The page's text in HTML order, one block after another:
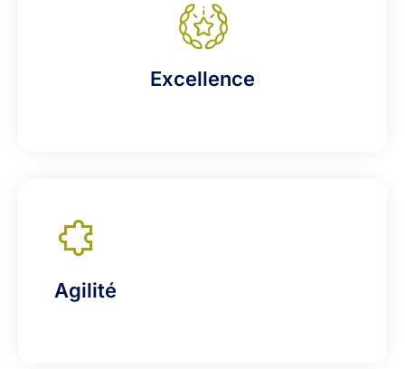
Excellence
Agilité